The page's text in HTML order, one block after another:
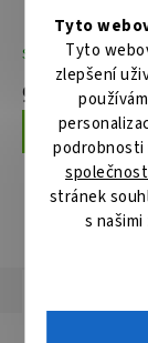
Tyto
Tyto
zlepšení
stránek
s
Skladem
9 885 Kč
Do košíku